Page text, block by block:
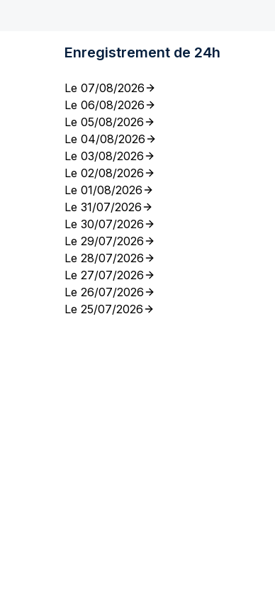
Enregistrement de 24h
Le 07/08/2026
Le 06/08/2026
Le 05/08/2026
Le 04/08/2026
Le 03/08/2026
Le 02/08/2026
Le 01/08/2026
Le 31/07/2026
Le 30/07/2026
Le 29/07/2026
Le 28/07/2026
Le 27/07/2026
Le 26/07/2026
Le 25/07/2026